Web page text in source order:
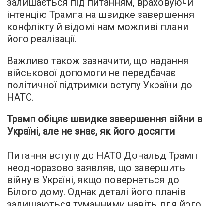
залишається під питанням, враховуючи
інтенцію Трампа на швидке завершення
конфлікту й відомі нам можливі плани
його реалізації.
Важливо також зазначити, що надання
військової допомоги не передбачає
політичної підтримки вступу України до
НАТО.
Трамп обіцяє швидке завершення війни в
Україні, але не знає, як його досягти
Питання вступу до НАТО Дональд Трамп
неодноразово заявляв, що завершить
війну в Україні, якщо повернеться до
Білого дому. Однак деталі його планів